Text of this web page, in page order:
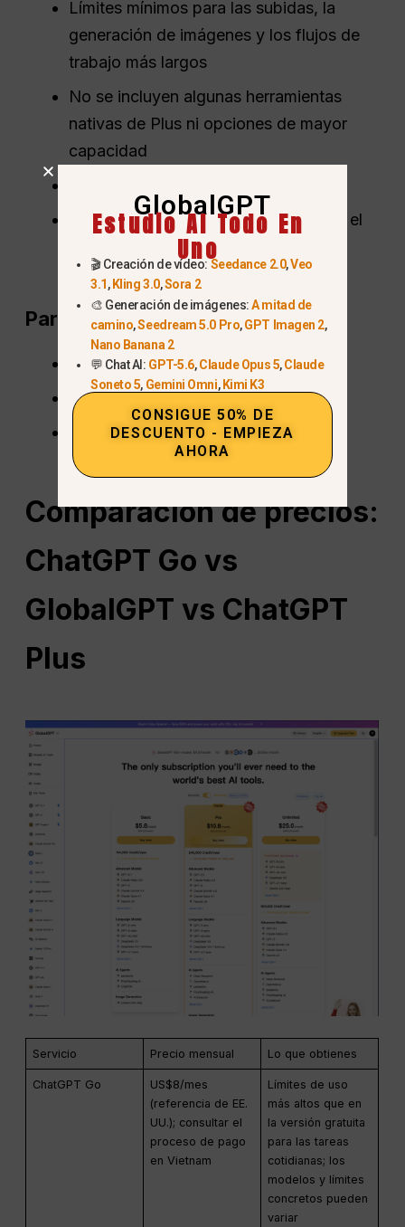
Límites mínimos para las subidas, la
generación de imágenes y los flujos de
trabajo más largos
No se incluyen algunas herramientas
nativas de Plus ni opciones de mayor
capacidad
Consulta la página de tarifas actual y el
selector de modelos de cuenta para
conocer los límites exactos.
Para quién es
Estudiantes
Usuarios ocasionales
Cualquier persona que necesite
asistencia sencilla y cotidiana con IA.
Comparación de precios:
ChatGPT Go vs
GlobalGPT vs ChatGPT
Plus
Servicio Precio mensual Lo que obtienes
ChatGPT Go
US$8/mes
(referencia de EE.
UU.); consultar el
proceso de pago
en Vietnam
Límites de uso
más altos que en
la versión gratuita
para las tareas
cotidianas; los
modelos y límites
concretos pueden
variar
GlobalGPT
Estudio AI Todo En
Uno
🎬 Creación de vídeo: Seedance 2.0,Veo
3.1, Kling 3.0,Sora 2
🎨 Generación de imágenes:A mitad de
camino,Seedream 5.0 Pro,GPT Imagen 2,
Nano Banana 2
💬 Chat AI: GPT-5.6,Claude Opus 5,Claude
Soneto 5, Gemini Omni, Kimi K3
CONSIGUE 50% DE
DESCUENTO - EMPIEZA
AHORA